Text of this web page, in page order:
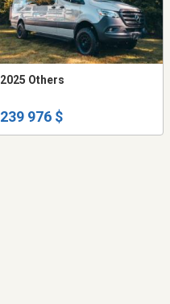
2025 Others
239 976 $